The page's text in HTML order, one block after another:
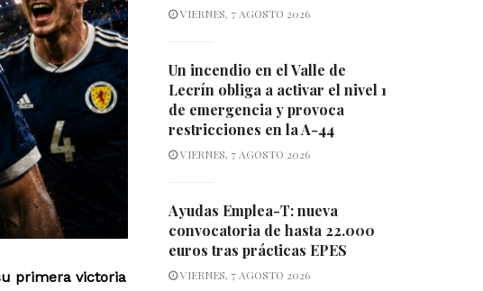
primera victoria
VIERNES, 7 AGOSTO 2026
Un incendio en el Valle de
Lecrín obliga a activar el nivel 1
de emergencia y provoca
restricciones en la A-44
VIERNES, 7 AGOSTO 2026
Ayudas Emplea-T: nueva
convocatoria de hasta 22.000
euros tras prácticas EPES
VIERNES, 7 AGOSTO 2026